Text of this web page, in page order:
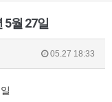
월 27일
05.27 18:33